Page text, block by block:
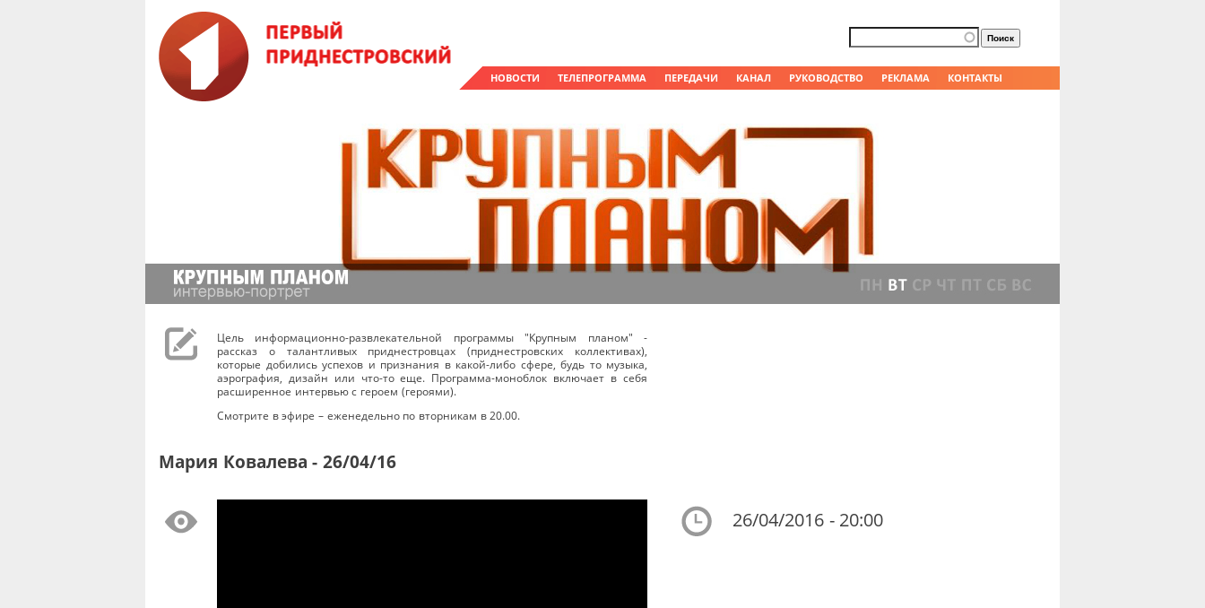
НОВОСТИ ТЕЛЕПРОГРАММА ПЕРЕДАЧИ КАНАЛ РУКОВОДСТВО РЕКЛАМА КОНТАКТЫ
Форма поиска
Поиск
Цель информационно-развлекательной программы "Крупным планом" -
рассказ о талантливых приднестровцах (приднестровских коллективах),
которые добились успехов и признания в какой-либо сфере, будь то музыка,
аэрография, дизайн или что-то еще. Программа-моноблок включает в себя
расширенное интервью с героем (героями).
Смотрите в эфире – еженедельно по вторникам в 20.00.
Мария Ковалева - 26/04/16
26/04/2016 - 20:00